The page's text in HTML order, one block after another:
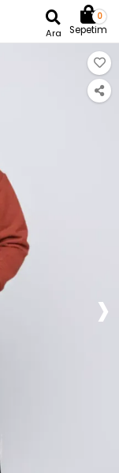
Ara
0
Sepetim